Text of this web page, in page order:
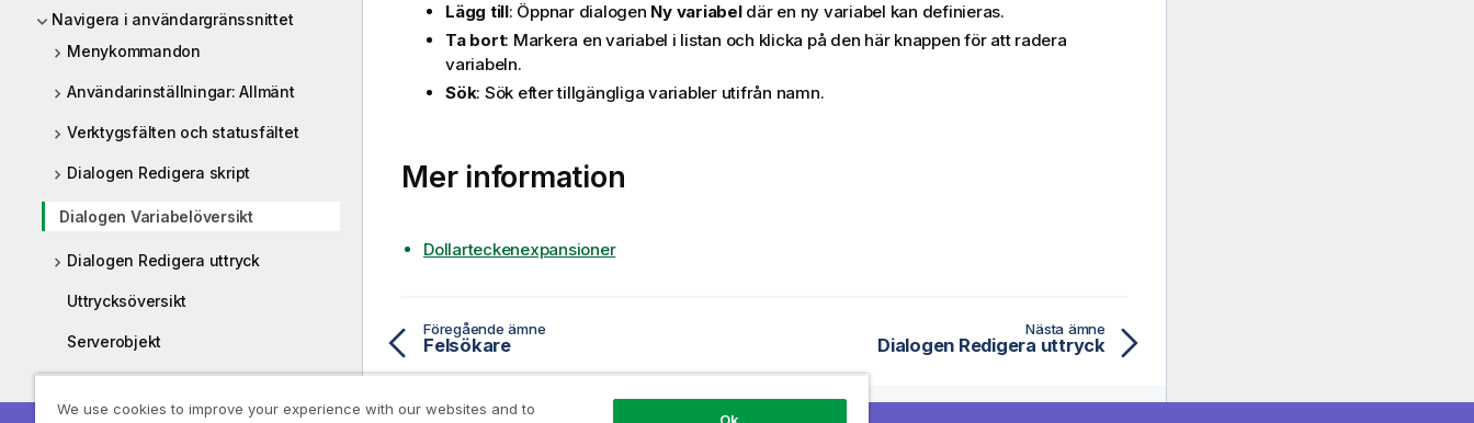
Navigera i användargränssnittet
Menykommandon
Användarinställningar: Allmänt
Verktygsfälten och statusfältet
Dialogen Redigera skript
Dialogen Variabelöversikt
Dialogen Redigera uttryck
Uttrycksöversikt
Serverobjekt
Exportera och skriva ut
Lägg till: Öppnar dialogen Ny variabeldär en ny variabel kan definieras.
Ta bort: Markera en variabel i listan och klicka på den här knappen för att radera
variabeln.
Sök: Sök efter tillgängliga variabler utifrån namn.
Mer information
Dollarteckenexpansioner
Föregående ämne
Felsökare
Nästa ämne
Dialogen Redigera uttryck
We use cookies to improve your experience with our websites and to